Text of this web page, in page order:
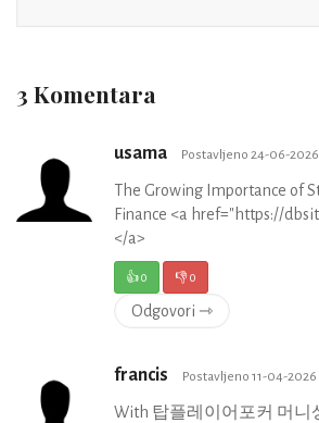
3 Komentara
usama Postavljeno 24-06-2026
The Growing Importance of
Finance <a href="https://
</a>
👍0 👎0
Odgovori ⇾
francis Postavljeno 11-04-2026
With 탑플레이어포커 머니